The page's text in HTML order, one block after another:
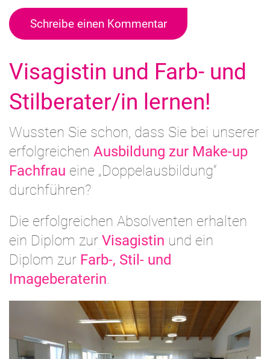
Schreibe einen Kommentar
Visagistin und Farb- und
Stilberater/in lernen!
Wussten Sie schon, dass Sie bei unserer
erfolgreichen Ausbildung zur Make-up
Fachfrau eine „Doppelausbildung“
durchführen?
Die erfolgreichen Absolventen erhalten
ein Diplom zur Visagistin und ein
Diplom zur Farb-, Stil- und
Imageberaterin.